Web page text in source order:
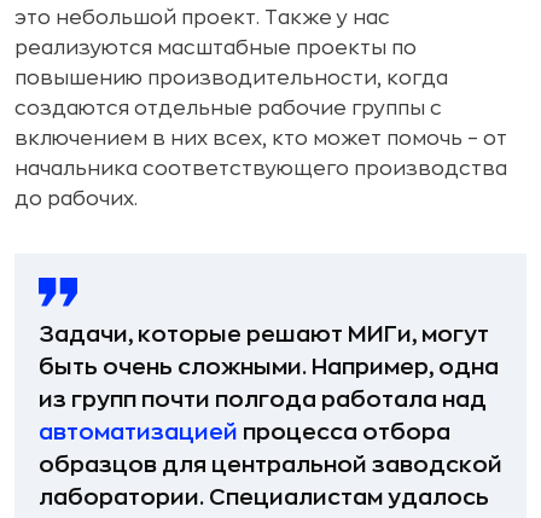
это небольшой проект. Также у нас
реализуются масштабные проекты по
повышению производительности, когда
создаются отдельные рабочие группы с
включением в них всех, кто может помочь – от
начальника соответствующего производства
до рабочих.
Задачи, которые решают МИГи, могут
быть очень сложными. Например, одна
из групп почти полгода работала над
автоматизацией процесса отбора
образцов для центральной заводской
лаборатории. Специалистам удалось